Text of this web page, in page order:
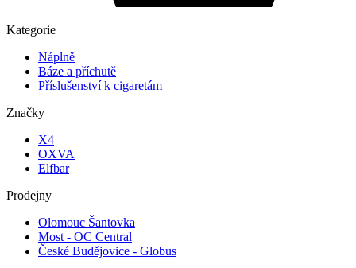
Kategorie
Náplně
Báze a příchutě
Příslušenství k cigaretám
Značky
X4
OXVA
Elfbar
Prodejny
Olomouc Šantovka
Most - OC Central
České Budějovice - Globus